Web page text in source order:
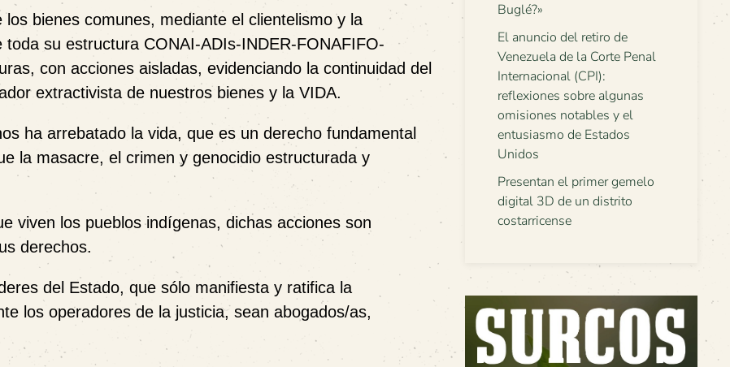
bienes comunes, mediante el clientelismo y la
toda su estructura CONAI-ADIs-INDER-FONAFIFO-
con acciones aisladas, evidenciando la continuidad del
extractivista de nuestros bienes y la VIDA.
ha arrebatado la vida, que es un derecho fundamental
la masacre, el crimen y genocidio estructurada y
viven los pueblos indígenas, dichas acciones son
derechos.
del Estado, que sólo manifiesta y ratifica la
los operadores de la justicia, sean abogados/as,
Buglé?»
El anuncio del retiro de
Venezuela de la Corte Penal
Internacional (CPI):
reflexiones sobre algunas
omisiones notables y el
entusiasmo de Estados
Unidos
Presentan el primer gemelo
digital 3D de un distrito
costarricense